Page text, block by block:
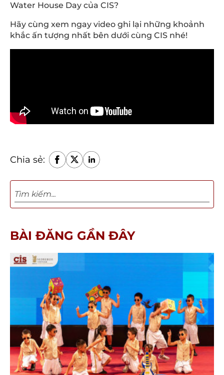
Water House Day của CIS?
Hãy cùng xem ngay video ghi lại những khoảnh
khắc ấn tượng nhất bên dưới cùng CIS nhé!
Chia sẻ:
BÀI ĐĂNG GẦN ĐÂY